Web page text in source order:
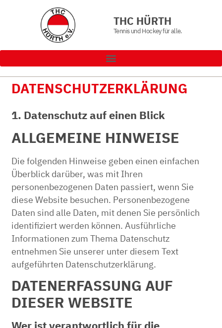
THC HÜRTH
Tennis und Hockey für alle.
DATENSCHUTZ­ERKLÄRUNG
1. Datenschutz auf einen Blick
ALLGEMEINE HINWEISE
Die folgenden Hinweise geben einen einfachen
Überblick darüber, was mit Ihren
personenbezogenen Daten passiert, wenn Sie
diese Website besuchen. Personenbezogene
Daten sind alle Daten, mit denen Sie persönlich
identifiziert werden können. Ausführliche
Informationen zum Thema Datenschutz
entnehmen Sie unserer unter diesem Text
aufgeführten Datenschutzerklärung.
DATENERFASSUNG AUF
DIESER WEBSITE